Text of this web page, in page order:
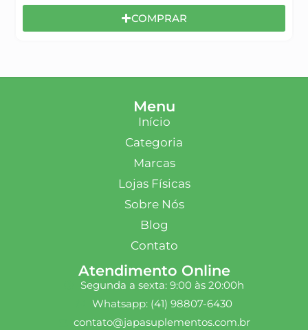
COMPRAR
Menu
Início
Categoria
Marcas
Lojas Físicas
Sobre Nós
Blog
Contato
Atendimento Online
Segunda a sexta: 9:00 às 20:00h
Whatsapp: (41) 98807-6430
contato@japasuplementos.com.br